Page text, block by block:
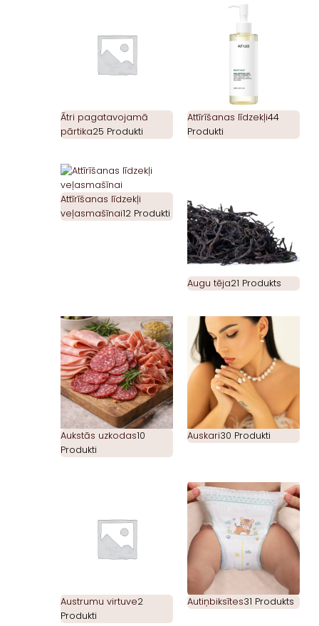
Ātri pagatavojamā
pārtika25 Produkti
Attīrīšanas līdzekļi44
Produkti
Attīrīšanas līdzekļi
veļasmašīnai12 Produkti
Augu tēja21 Produkts
Aukstās uzkodas10
Produkti
Auskari30 Produkti
Austrumu virtuve2
Produkti
Autiņbiksītes31 Produkts